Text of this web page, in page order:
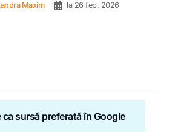
Maxim la 26 feb. 2026
sursă preferată în Google